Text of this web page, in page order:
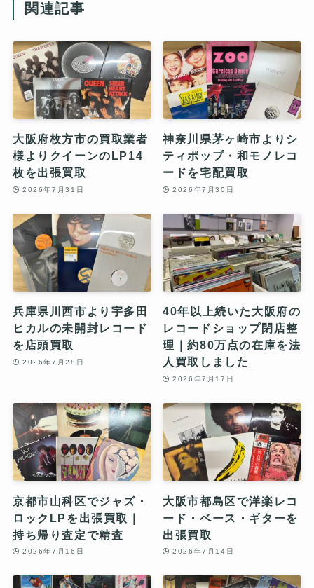
関連記事
大阪府枚方市の買取業者
様よりクイーンのLP14
枚を出張買取
2026年7月31日
神奈川県茅ヶ崎市よりシ
ティポップ・和モノレコ
ードを宅配買取
2026年7月30日
兵庫県川西市より宇多田
ヒカルの未開封レコード
を店頭買取
2026年7月28日
40年以上続いた大阪府の
レコードショップ閉店整
理｜約80万点の在庫を法
人買取しました
2026年7月17日
京都市山科区でジャズ・
ロックLPを出張買取｜
持ち帰り査定で精査
2026年7月16日
大阪市都島区で洋楽レコ
ード・ベース・ギターを
出張買取
2026年7月14日